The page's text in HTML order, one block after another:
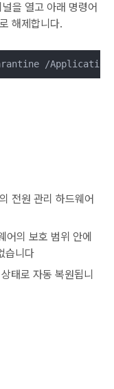
널을 열고 아래 명령어
해제합니다.
전원 관리 하드웨어
의 보호 범위 안에
습니다
태로 자동 복원됩니